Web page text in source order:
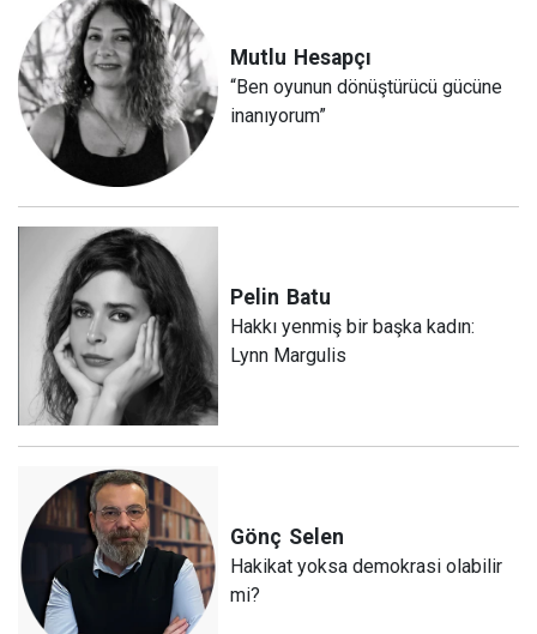
Mutlu Hesapçı
“Ben oyunun dönüştürücü gücüne
inanıyorum”
Pelin Batu
Hakkı yenmiş bir başka kadın:
Lynn Margulis
Gönç Selen
Hakikat yoksa demokrasi olabilir
mi?